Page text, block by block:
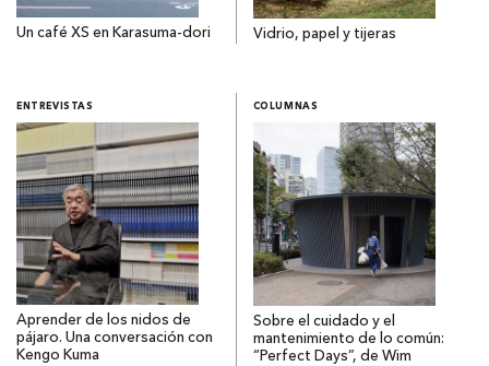
Un café XS en Karasuma-dori Vidrio, papel y tijeras
ENTREVISTAS
Aprender de los nidos de
pájaro. Una conversación con
Kengo Kuma
COLUMNAS
Sobre el cuidado y el
mantenimiento de lo común:
“Perfect Days”, de Wim